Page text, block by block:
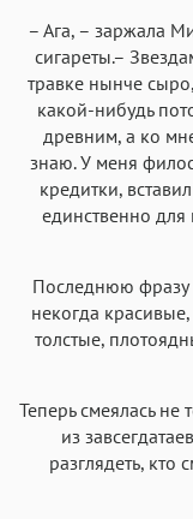
– Ага, – заржала
сигареты.–
травке нынче
какой-нибудь
древним, а ко
знаю. У меня
кредитки,
единственно для
Последнюю
некогда
толстые,
Теперь смеялась
из
разглядеть, кто